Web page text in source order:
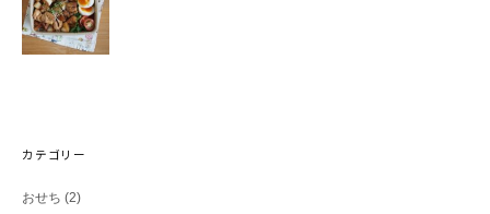
カテゴリー
おせち (2)